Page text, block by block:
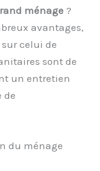
ménage ?
avantages,
celui de
sont de
un entretien
de
du ménage